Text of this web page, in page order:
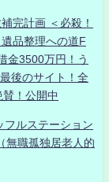
完計画 ＜必殺！
品整理への道F
金3500万円！う
後のサイト！全
！公開中
フルステーション
無職孤独居老人的